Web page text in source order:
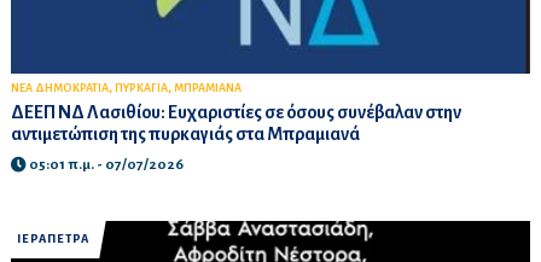
ΝΕΑ ΔΗΜΟΚΡΑΤΙΑ, ΠΥΡΚΑΓΙΑ, ΜΠΡΑΜΙΑΝΑ
ΔΕΕΠ ΝΔ Λασιθίου: Ευχαριστίες σε όσους συνέβαλαν στην
αντιμετώπιση της πυρκαγιάς στα Μπραμιανά
05:01 π.μ. - 07/07/2026
ΙΕΡΑΠΕΤΡΑ